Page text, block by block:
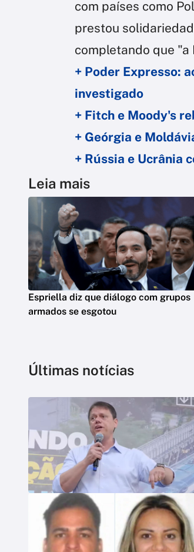
com países como
prestou
completando que "a
+ Poder Expresso:
investigado
+ Fitch e Moody's
+ Geórgia e
+ Rússia e Ucrânia
Leia mais
Espriella diz que diálogo com grupos
armados se esgotou
Últimas notícias